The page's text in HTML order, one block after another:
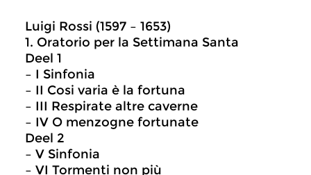
Luigi Rossi (1597 – 1653)
1. Oratorio per la Settimana Santa
Deel 1
– I Sinfonia
– II Cosi varia è la fortuna
– III Respirate altre caverne
– IV O menzogne fortunate
Deel 2
– V Sinfonia
– VI Tormenti non più